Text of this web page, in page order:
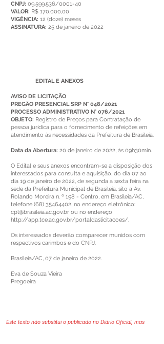
CNPJ: 09.599.536/0001-40
VALOR: R$ 170.000,00
VIGÊNCIA: 12 (doze) meses
ASSINATURA: 25 de janeiro de 2022
EDITAL E ANEXOS
AVISO DE LICITAÇÃO
PREGÃO PRESENCIAL SRP N° 048/2021
PROCESSO ADMINISTRATIVO N° 076/2021
OBJETO: Registro de Preços para Contratação de
pessoa jurídica para o fornecimento de refeições em
atendimento às necessidades da Prefeitura de Brasileia.
Data da Abertura: 20 de janeiro de 2022, às 09h30min.
O Edital e seus anexos encontram-se a disposição dos
interessados para consulta e aquisição, do dia 07 ao
dia 19 de janeiro de 2022, de segunda a sexta feira na
sede da Prefeitura Municipal de Brasileia, sito a Av.
Rolando Moreira n. º 198 - Centro, em Brasileia/AC,
telefone (68) 35464402, no endereço eletrônico:
cpl@brasileia.ac.gov.br ou no endereço
http://app.tce.ac.gov.br/portaldaslicitacoes/.
Os interessados deverão comparecer munidos com
respectivos carimbos e do CNPJ.
Brasileia/AC, 07 de janeiro de 2022.
Eva de Souza Vieira
Pregoeira
Este texto não substitui o publicado no Diário Oficial, mas